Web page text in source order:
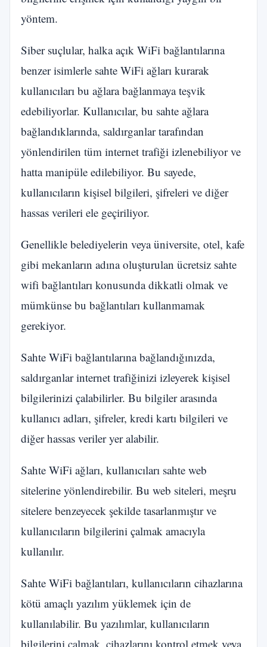
yöntem.
Siber suçlular, halka açık WiFi bağlantılarına
benzer isimlerle sahte WiFi ağları kurarak
kullanıcıları bu ağlara bağlanmaya teşvik
edebiliyorlar. Kullanıcılar, bu sahte ağlara
bağlandıklarında, saldırganlar tarafından
yönlendirilen tüm internet trafiği izlenebiliyor ve
hatta manipüle edilebiliyor. Bu sayede,
kullanıcıların kişisel bilgileri, şifreleri ve diğer
hassas verileri ele geçiriliyor.
Genellikle belediyelerin veya üniversite, otel, kafe
gibi mekanların adına oluşturulan ücretsiz sahte
wifi bağlantıları konusunda dikkatli olmak ve
mümkünse bu bağlantıları kullanmamak
gerekiyor.
Sahte WiFi bağlantılarına bağlandığınızda,
saldırganlar internet trafiğinizi izleyerek kişisel
bilgilerinizi çalabilirler. Bu bilgiler arasında
kullanıcı adları, şifreler, kredi kartı bilgileri ve
diğer hassas veriler yer alabilir.
Sahte WiFi ağları, kullanıcıları sahte web
sitelerine yönlendirebilir. Bu web siteleri, meşru
sitelere benzeyecek şekilde tasarlanmıştır ve
kullanıcıların bilgilerini çalmak amacıyla
kullanılır.
Sahte WiFi bağlantıları, kullanıcıların cihazlarına
kötü amaçlı yazılım yüklemek için de
kullanılabilir. Bu yazılımlar, kullanıcıların
bilgilerini çalmak, cihazlarını kontrol etmek veya